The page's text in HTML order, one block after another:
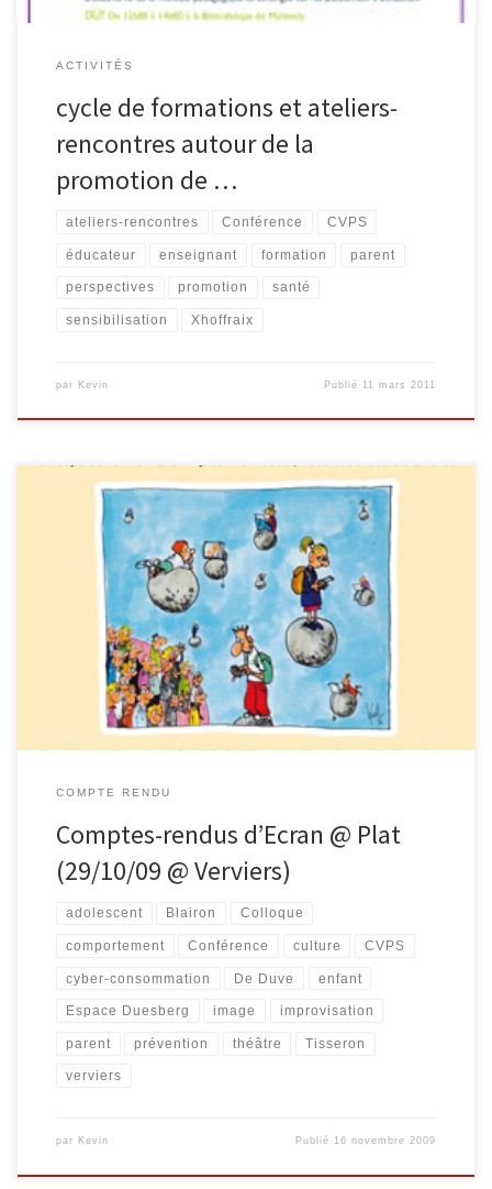
ACTIVITÉS
cycle de formations et ateliers-
rencontres autour de la
promotion de …
ateliers-rencontres Conférence CVPS
éducateur enseignant formation parent
perspectives promotion santé
sensibilisation Xhoffraix
par Kevin Publié 11 mars 2011
Le 29 octobre a eu lieu, à l’Espace Duesberg de Verviers, la
journée d’échange « Ecran @ Plat ». Organisée par le CPVS (Centre
Verviétois de Promotion de la Santé et par le RéZéa (Réseau
d’échanges en matière d’assuétudes), offrait plusieurs « Regards
croisés sur les cyberconsommations, de l’enfant au jeune adulte ».
COMPTE RENDU
Comptes-rendus d’Ecran @ Plat
(29/10/09 @ Verviers)
adolescent Blairon Colloque
comportement Conférence culture CVPS
cyber-consommation De Duve enfant
Espace Duesberg image improvisation
parent prévention théâtre Tisseron
verviers
par Kevin Publié 16 novembre 2009